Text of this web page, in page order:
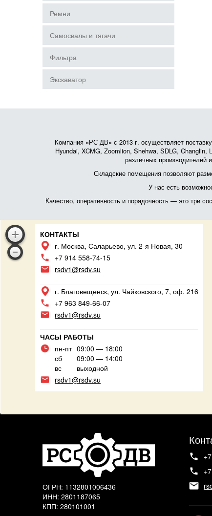
Ремни
Самосвалы и тягачи
Фильтра
Экскаватор
Компания «РС ДВ» с 2013 г. осуществляет
Hyundai, XCMG, Zoomlion, Shehwa, SDLG,
различных производителей
Складские помещения позволяют
У нас есть
Качество, оперативность и порядочность — это три
КОНТАКТЫ
г. Москва, Саларьево, ул. 2-я Новая, 30
+7 914 558-74-15
rsdv1@rsdv.su
г. Благовещенск, ул. Чайковского, 7, оф. 216
+7 963 849-66-07
rsdv1@rsdv.su
ЧАСЫ РАБОТЫ
пн-пт 09:00 — 18:00
сб
09:00 — 14:00
вс
выходной
rsdv1@rsdv.su
ОГРН: 1132801006436
ИНН: 2801187065
КПП: 280101001